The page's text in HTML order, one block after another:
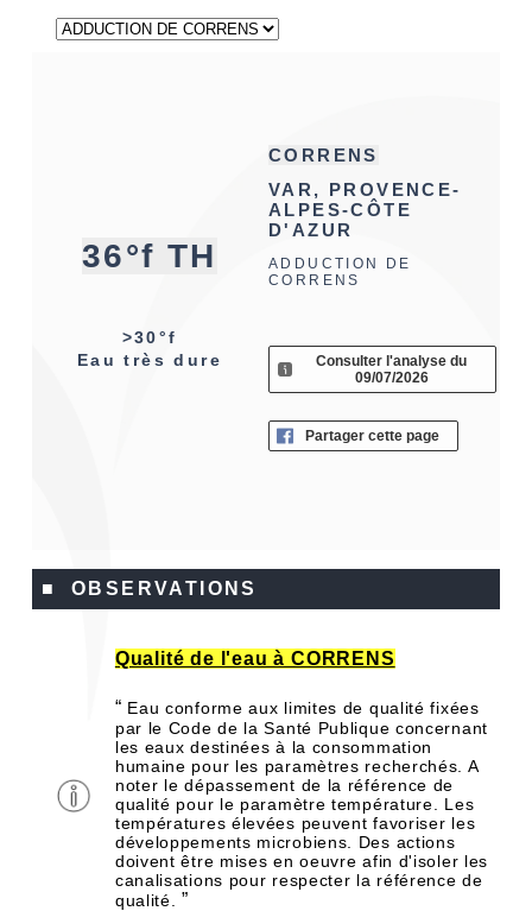
36°f TH
>30°f
Eau très dure
CORRENS
VAR, PROVENCE-
ALPES-CÔTE
D'AZUR
ADDUCTION DE
CORRENS
Consulter l'analyse du
09/07/2026
Partager cette page
■ OBSERVATIONS
Qualité de l'eau à CORRENS
“ Eau conforme aux limites de qualité fixées
par le Code de la Santé Publique concernant
les eaux destinées à la consommation
humaine pour les paramètres recherchés. A
noter le dépassement de la référence de
qualité pour le paramètre température. Les
températures élevées peuvent favoriser les
développements microbiens. Des actions
doivent être mises en oeuvre afin d'isoler les
canalisations pour respecter la référence de
qualité.”